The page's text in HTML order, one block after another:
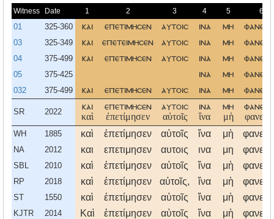
Witness Date 1 2 3 4 5 6
01 325-360 και επετιμησεν αυτοισ ινα μη
03 325-349 και επετειμησεν αυτοισ ινα μη
04 375-499 και επετιμησεν αυτοισ ινα μη
05 375-425 ινα μη
032 375-499 και επετιμησεν αυτοισ ινα μη
SR 2022
και
καὶ
επετιμησεν
ἐπετίμησεν
αυτοισ
αὐτοῖς
ινα
ἵνα
μη
μὴ
WH 1885 καὶ ἐπετίμησεν αὐτοῖς ἵνα μὴ
NA 2012 και επετιμησεν αυτοις ινα μη
SBL 2010 καὶ ἐπετίμησεν αὐτοῖς ἵνα μὴ
RP 2018 καὶ ἐπετίμησεν αὐτοῖς, ἵνα μὴ
ST 1550 καὶ ἐπετίμησεν αὐτοῖς ἵνα μὴ
KJTR 2014 Καὶ ἐπετίμησεν αὐτοῖς ἵνα μὴ